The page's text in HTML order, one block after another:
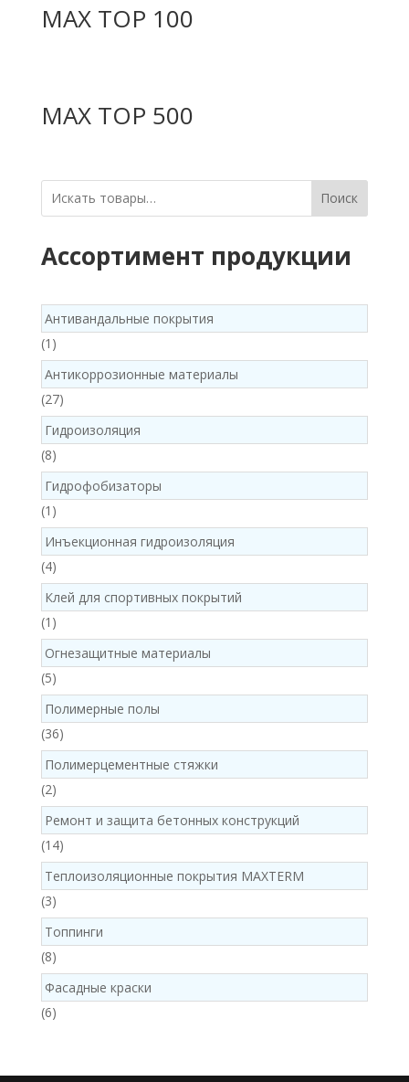
MAX TOP 100
MAX TOP 500
Поиск
Ассортимент продукции
Антивандальные покрытия
1 1
product
Антикоррозионные материалы
2727
products
Гидроизоляция
88
products
Гидрофобизаторы
1 1
product
Инъекционная гидроизоляция
44
products
Клей для спортивных покрытий
1 1
product
Огнезащитные материалы
55
products
Полимерные полы
3636
products
Полимерцементные стяжки
22
products
Ремонт и защита бетонных конструкций
1414
products
Теплоизоляционные покрытия MAXTERM
33
products
Топпинги
88
products
Фасадные краски
66